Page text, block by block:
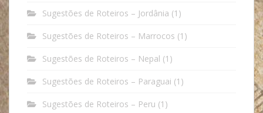
Sugestões de Roteiros – Jordânia (1)
Sugestões de Roteiros – Marrocos (1)
Sugestões de Roteiros – Nepal (1)
Sugestões de Roteiros – Paraguai (1)
Sugestões de Roteiros – Peru (1)